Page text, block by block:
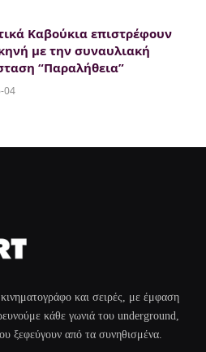
Καβούκια επιστρέφουν
με την συναυλιακή
“Παραλήθεια”
04
και σειρές, με έμφαση
κάθε γωνιά του underground,
ξεφεύγουν από τα συνηθισμένα.